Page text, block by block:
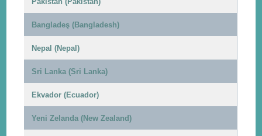
Bangladeş (Bangladesh)
Nepal (Nepal)
Sri Lanka (Sri Lanka)
Ekvador (Ecuador)
Yeni Zelanda (New Zealand)